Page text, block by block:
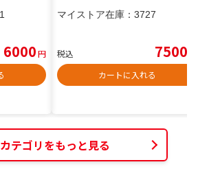
6000円
マイストア在庫： 3727
税込 7500
カートに入れる
テゴリをもっと見る